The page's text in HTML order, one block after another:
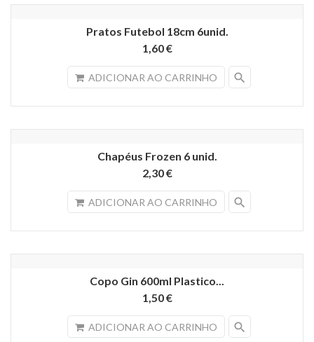
Pratos Futebol 18cm 6unid.
1,60 €
ADICIONAR AO CARRINHO search
Chapéus Frozen 6 unid.
2,30 €
ADICIONAR AO CARRINHO search
Copo Gin 600ml Plastico...
1,50 €
ADICIONAR AO CARRINHO search